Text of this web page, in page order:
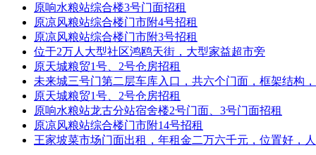
原响水粮站综合楼3号门面招租
原凉风粮站综合楼门市附4号招租
原凉风粮站综合楼门市附3号招租
位于2万人大型社区鸿鸥天街，大型家益超市旁
原天城粮贸1号、2号仓房招租
未来城三号门第二层车库入口，共六个门面，框架结构
原天城粮贸1号、2号仓房招租
原响水粮站龙古分站宿舍楼2号门面、3号门面招租
原凉风粮站综合楼门市附14号招租
王家坡菜市场门面出租，年租金二万六千元，位置好，